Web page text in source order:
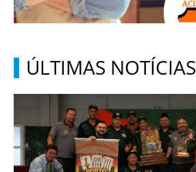
ÚLTIMAS NOTÍCIAS